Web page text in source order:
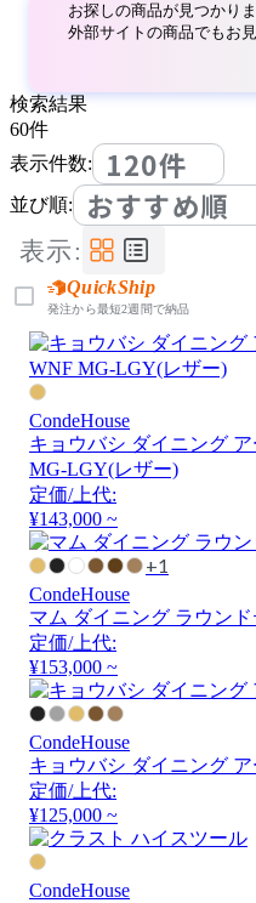
お探しの商品が見つかり
外部サイトの商品でもお
検索結果
60件
表示件数:
120件
並び順: おすすめ順
表示:
QuickShip
発注から最短2週間で納品
CondeHouse
キョウバシ ダイニング
MG-LGY(レザー)
定価/上代:
¥143,000 ~
+1
CondeHouse
マム ダイニング ラウン
定価/上代:
¥153,000 ~
CondeHouse
キョウバシ ダイニング
定価/上代:
¥125,000 ~
CondeHouse